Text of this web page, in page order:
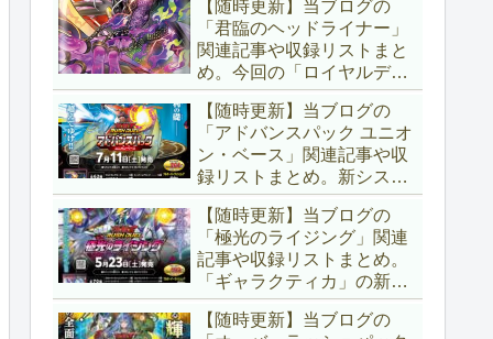
【随時更新】当ブログの
「君臨のヘッドライナー」
関連記事や収録リストまと
め。今回の「ロイヤルデモ
ンズ」は相手モンスターを
リリース！！また、新テー
マとして「救惺」、「ヘル
シィ」、「ゴエゴエ」も登
場です！！【遊戯王ラッシ
ュデュエル】
【随時更新】当ブログの
「アドバンスパック ユニオ
ン・ベース」関連記事や収
録リストまとめ。新システ
ム「ユニオンフュージョ
ン」の登場により、ようや
く原作さながらの「ＸＹ
Ｚ」が使用可能となりまし
た！！【遊戯王ラッシュデ
ュエル】
【随時更新】当ブログの
「極光のライジング」関連
記事や収録リストまとめ。
「ギャラクティカ」の新た
なフュージョンモンスター
やイラスト違い、「報道」
【随時更新】当ブログの